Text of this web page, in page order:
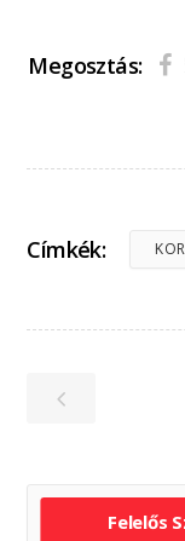
Megosztás:
Címkék:
Felelős